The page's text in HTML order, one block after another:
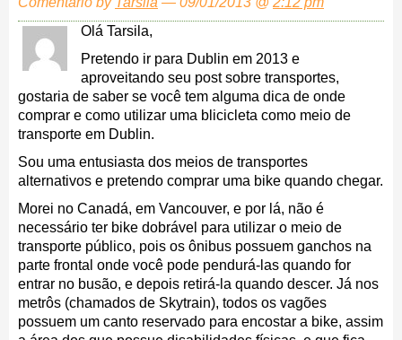
Olá Tarsila,
Pretendo ir para Dublin em 2013 e
aproveitando seu post sobre transportes,
gostaria de saber se você tem alguma dica de onde
comprar e como utilizar uma blicicleta como meio de
transporte em Dublin.
Sou uma entusiasta dos meios de transportes
alternativos e pretendo comprar uma bike quando chegar.
Morei no Canadá, em Vancouver, e por lá, não é
necessário ter bike dobrável para utilizar o meio de
transporte público, pois os ônibus possuem ganchos na
parte frontal onde você pode pendurá-las quando for
entrar no busão, e depois retirá-la quando descer. Já nos
metrôs (chamados de Skytrain), todos os vagões
possuem um canto reservado para encostar a bike, assim